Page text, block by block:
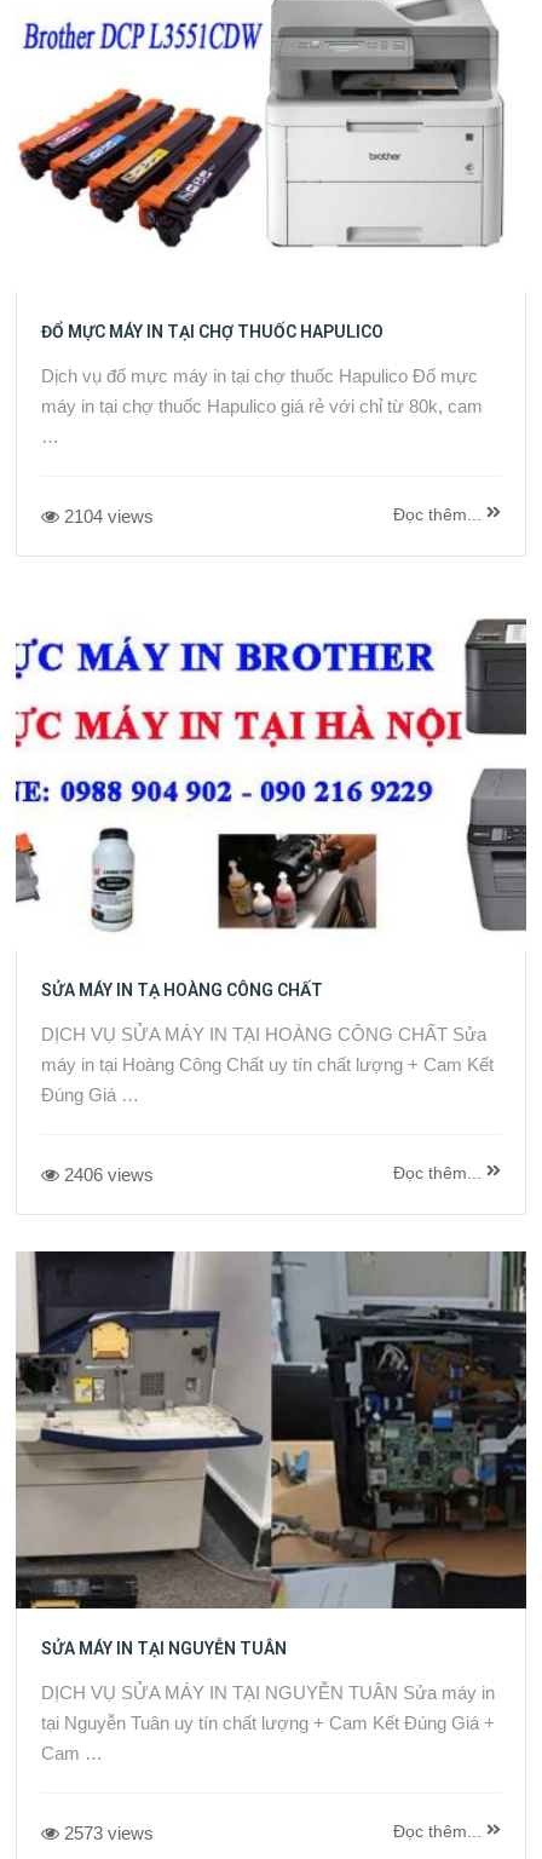
ĐỔ MỰC MÁY IN TẠI CHỢ THUỐC HAPULICO
Dịch vụ đổ mực máy in tại chợ thuốc Hapulico Đổ mực
máy in tại chợ thuốc Hapulico giá rẻ với chỉ từ 80k, cam
…
2104 views Đọc thêm...
SỬA MÁY IN TẠ HOÀNG CÔNG CHẤT
DỊCH VỤ SỬA MÁY IN TẠI HOÀNG CÔNG CHẤT Sửa
máy in tại Hoàng Công Chất uy tín chất lượng + Cam Kết
Đúng Giá …
2406 views Đọc thêm...
SỬA MÁY IN TẠI NGUYỄN TUÂN
DỊCH VỤ SỬA MÁY IN TẠI NGUYỄN TUÂN Sửa máy in
tại Nguyễn Tuân uy tín chất lượng + Cam Kết Đúng Giá +
Cam …
2573 views Đọc thêm...